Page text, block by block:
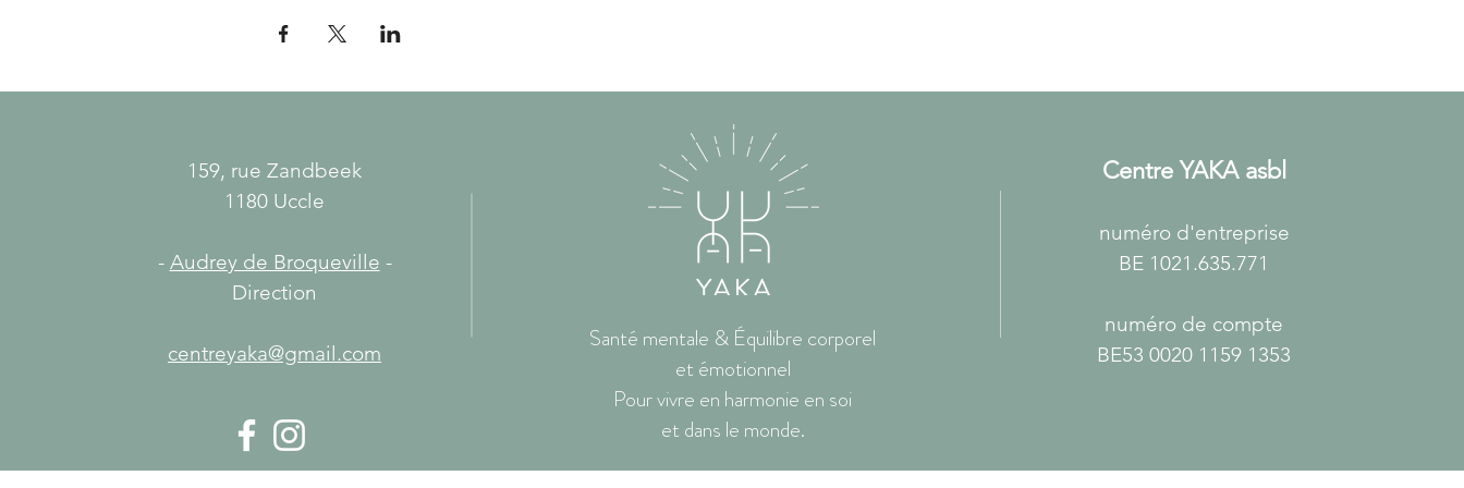
159, rue Zandbeek
1180 Uccle
- Audrey de Broqueville -
Direction
centreyaka@gmail.com
Santé mentale & Équilibre corporel
et émotionnel
Pour vivre en harmonie en soi
et dans le monde.
Centre YAKA asbl
numéro d'entreprise
BE 1021.635.771
numéro de compte
BE53 0020 1159 1353